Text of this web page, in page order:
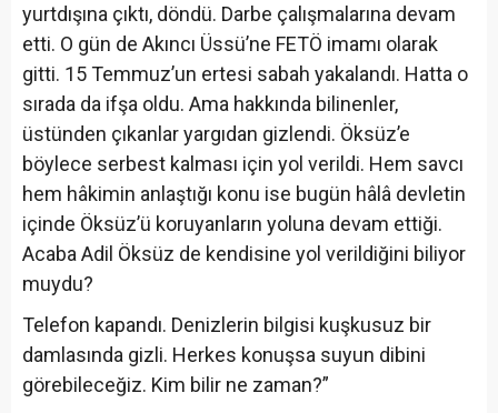
yurtdışına çıktı, döndü. Darbe çalışmalarına devam
etti. O gün de Akıncı Üssü’ne FETÖ imamı olarak
gitti. 15 Temmuz’un ertesi sabah yakalandı. Hatta o
sırada da ifşa oldu. Ama hakkında bilinenler,
üstünden çıkanlar yargıdan gizlendi. Öksüz’e
böylece serbest kalması için yol verildi. Hem savcı
hem hâkimin anlaştığı konu ise bugün hâlâ devletin
içinde Öksüz’ü koruyanların yoluna devam ettiği.
Acaba Adil Öksüz de kendisine yol verildiğini biliyor
muydu?
Telefon kapandı. Denizlerin bilgisi kuşkusuz bir
damlasında gizli. Herkes konuşsa suyun dibini
görebileceğiz. Kim bilir ne zaman?”